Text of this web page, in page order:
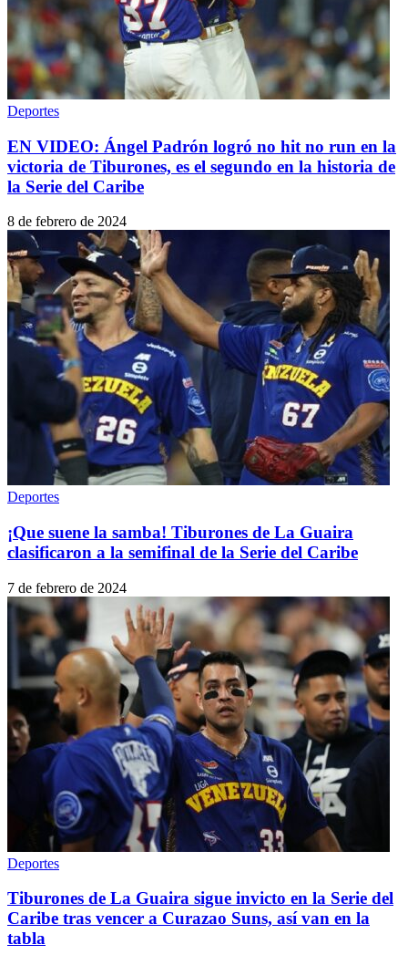
Deportes
EN VIDEO: Ángel Padrón logró no hit no run en la
victoria de Tiburones, es el segundo en la historia de
la Serie del Caribe
8 de febrero de 2024
Deportes
¡Que suene la samba! Tiburones de La Guaira
clasificaron a la semifinal de la Serie del Caribe
7 de febrero de 2024
Deportes
Tiburones de La Guaira sigue invicto en la Serie del
Caribe tras vencer a Curazao Suns, así van en la
tabla